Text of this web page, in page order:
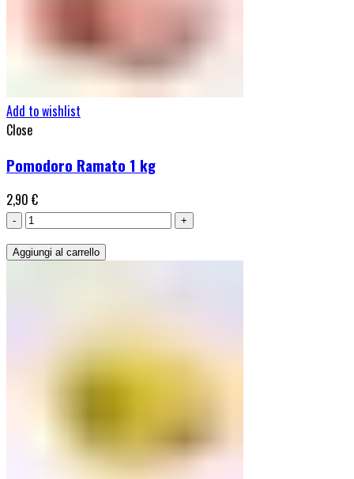
Add to wishlist
Close
Pomodoro Ramato 1 kg
2,90 €
Pomodoro
1
Aggiungi al carrello